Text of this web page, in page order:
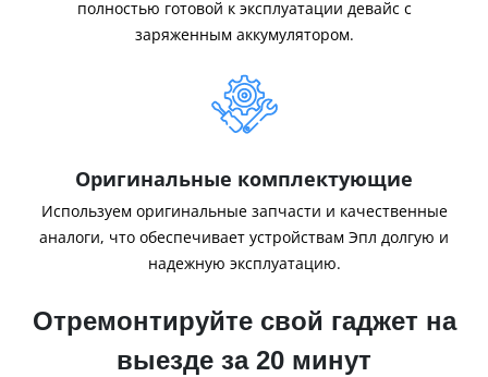
полностью готовой к эксплуатации девайс с
заряженным аккумулятором.
Оригинальные комплектующие
Используем оригинальные запчасти и качественные
аналоги, что обеспечивает устройствам Эпл долгую и
надежную эксплуатацию.
Отремонтируйте свой гаджет на
выезде за 20 минут